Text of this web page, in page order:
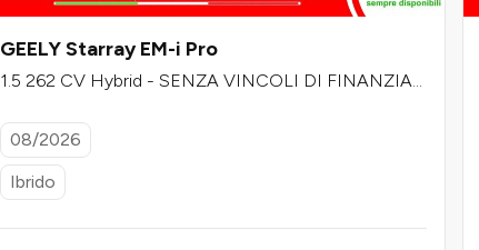
GEELY Starray EM-i Pro
1.5 262 CV Hybrid - SENZA VINCOLI DI FINANZIA
08/2026
Ibrido